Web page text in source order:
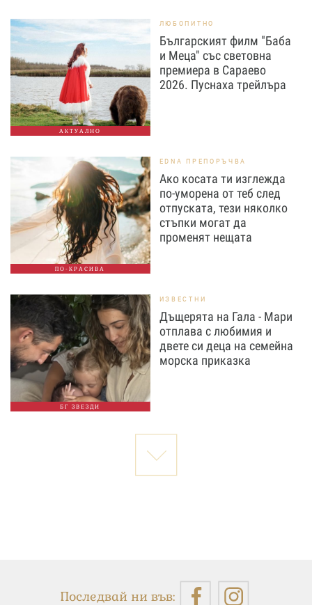
АКТУАЛНО
ЛЮБОПИТНО
Българският филм "Баба
и Меца" със световна
премиера в Сараево
2026. Пуснаха трейлъра
ПО-КРАСИВА
EDNA ПРЕПОРЪЧВА
Ако косата ти изглежда
по-уморена от теб след
отпуската, тези няколко
стъпки могат да
променят нещата
БГ ЗВЕЗДИ
ИЗВЕСТНИ
Дъщерята на Гала - Мари
отплава с любимия и
двете си деца на семейна
морска приказка
Последвай ни във: